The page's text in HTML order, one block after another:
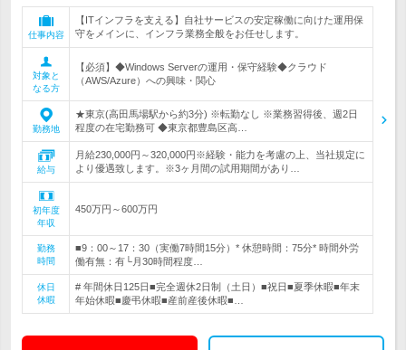
仕事内容
【ITインフラを支える】自社サービスの安定稼働に向けた運用保
守をメインに、インフラ業務全般をお任せします。
対象と
なる方
【必須】◆Windows Serverの運用・保守経験◆クラウド
（AWS/Azure）への興味・関心
勤務地
★東京(高田馬場駅から約3分) ※転勤なし ※業務習得後、週2日
程度の在宅勤務可 ◆東京都豊島区高…
給与
月給230,000円～320,000円※経験・能力を考慮の上、当社規定に
より優遇致します。※3ヶ月間の試用期間があり…
初年度
年収
450万円～600万円
勤務
時間
■9：00～17：30（実働7時間15分）* 休憩時間：75分* 時間外労
働有無：有└月30時間程度…
休日
休暇
# 年間休日125日■完全週休2日制（土日）■祝日■夏季休暇■年末
年始休暇■慶弔休暇■産前産後休暇■…